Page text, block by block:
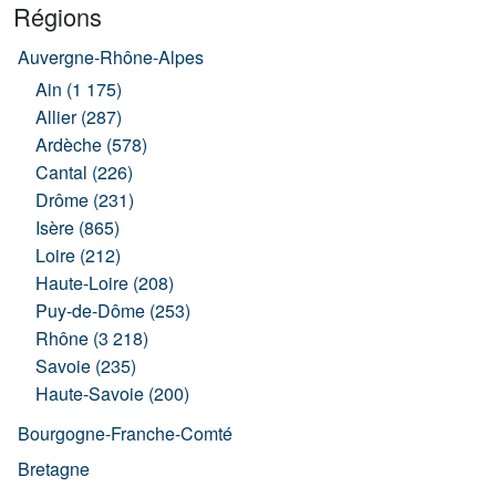
Régions
Auvergne-Rhône-Alpes
Ain (1 175)
Allier (287)
Ardèche (578)
Cantal (226)
Drôme (231)
Isère (865)
Loire (212)
Haute-Loire (208)
Puy-de-Dôme (253)
Rhône (3 218)
Savoie (235)
Haute-Savoie (200)
Bourgogne-Franche-Comté
Bretagne